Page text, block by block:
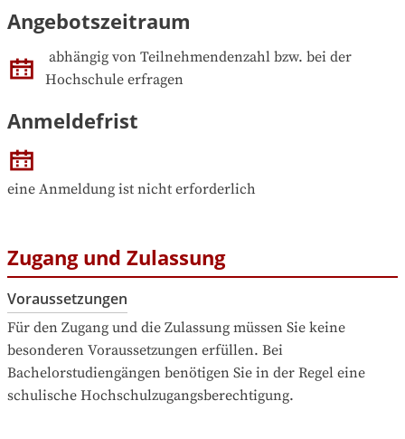
Angebotszeitraum
abhängig von Teilnehmendenzahl bzw. bei der
Hochschule erfragen
Anmeldefrist
eine Anmeldung ist nicht erforderlich
Zugang und Zulassung
Voraussetzungen
Für den Zugang und die Zulassung müssen Sie keine
besonderen Voraussetzungen erfüllen. Bei
Bachelorstudiengängen benötigen Sie in der Regel eine
schulische Hochschulzugangsberechtigung.